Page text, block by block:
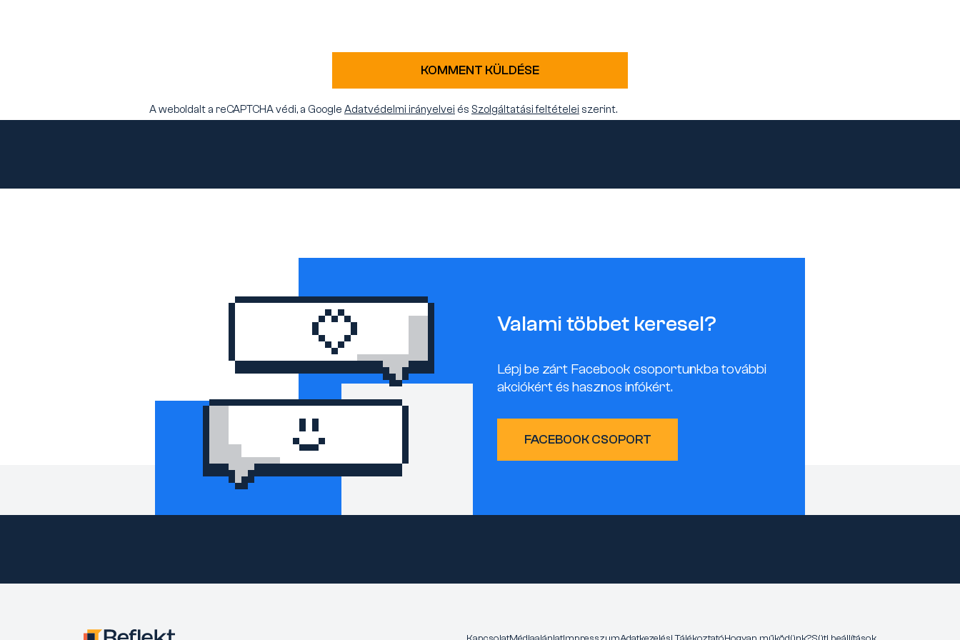
KOMMENT KÜLDÉSE
A weboldalt a reCAPTCHA védi, a Google Adatvédelmi irányelvei és Szolgáltatási feltételei szerint.
Valami többet keresel?
Lépj be zárt Facebook csoportunkba további
akciókért és hasznos infókért.
FACEBOOK CSOPORT